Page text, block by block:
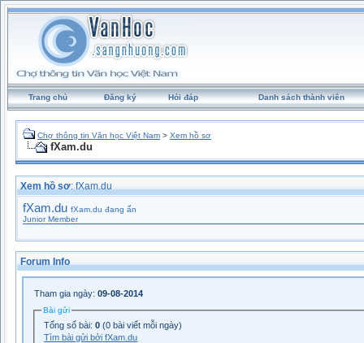
Trang chủ Đăng ký Hỏi đáp Danh sách thành viên
Chợ thông tin Văn học Việt Nam > Xem hồ sơ
fXam.du
Xem hồ sơ: fXam.du
fXam.du fXam.du đang ẩn
Junior Member
Forum Info
Tham gia ngày: 09-08-2014
Bài gửi
Tổng số bài:0 (0 bài viết mỗi ngày)
Tìm bài gửi bởi fXam.du